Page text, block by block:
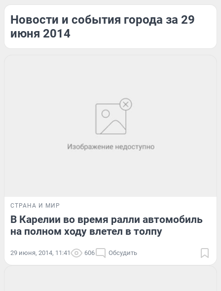
Новости и события города за 29
июня 2014
СТРАНА И МИР
В Карелии во время ралли автомобиль
на полном ходу влетел в толпу
29 июня, 2014, 11:41 606 Обсудить